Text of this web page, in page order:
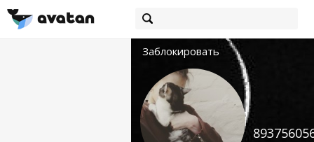
Заблокировать